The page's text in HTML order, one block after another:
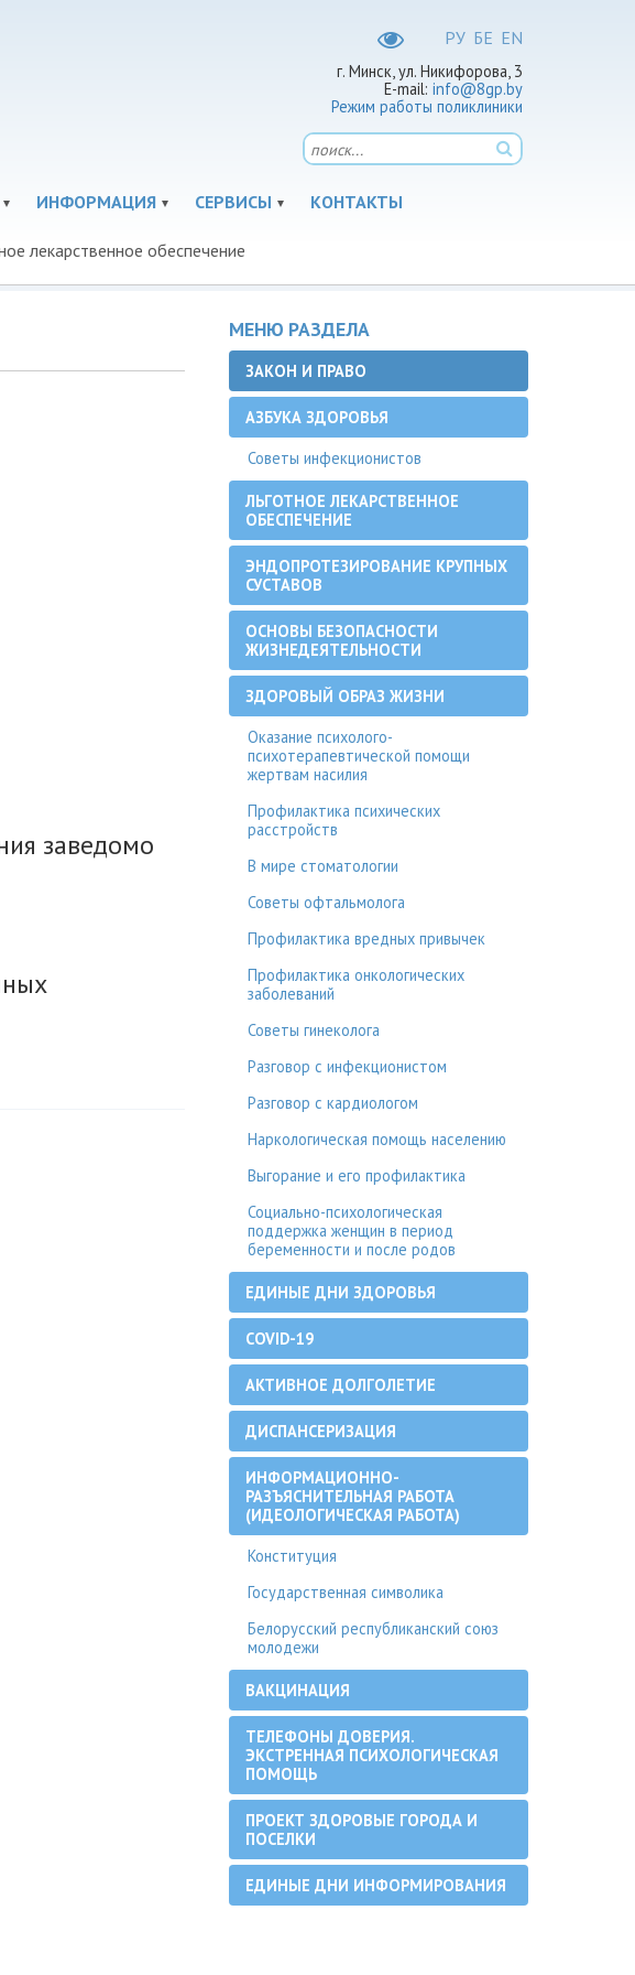
РУ БЕ EN
г. Минск, ул. Никифорова, 3
E-mail: info@8gp.by
Режим работы поликлиники
ИНФОРМАЦИЯ СЕРВИСЫ КОНТАКТЫ
лекарственное обеспечение
заведомо
МЕНЮ РАЗДЕЛА
ЗАКОН И ПРАВО
АЗБУКА ЗДОРОВЬЯ
Советы инфекционистов
ЛЬГОТНОЕ ЛЕКАРСТВЕННОЕ
ОБЕСПЕЧЕНИЕ
ЭНДОПРОТЕЗИРОВАНИЕ КРУПНЫХ
СУСТАВОВ
ОСНОВЫ БЕЗОПАСНОСТИ
ЖИЗНЕДЕЯТЕЛЬНОСТИ
ЗДОРОВЫЙ ОБРАЗ ЖИЗНИ
Оказание психолого-
психотерапевтической помощи
жертвам насилия
Профилактика психических
расстройств
В мире стоматологии
Советы офтальмолога
Профилактика вредных привычек
Профилактика онкологических
заболеваний
Советы гинеколога
Разговор с инфекционистом
Разговор с кардиологом
Наркологическая помощь населению
Выгорание и его профилактика
Социально-психологическая
поддержка женщин в период
беременности и после родов
ЕДИНЫЕ ДНИ ЗДОРОВЬЯ
COVID-19
АКТИВНОЕ ДОЛГОЛЕТИЕ
ДИСПАНСЕРИЗАЦИЯ
ИНФОРМАЦИОННО-
РАЗЪЯСНИТЕЛЬНАЯ РАБОТА
(ИДЕОЛОГИЧЕСКАЯ РАБОТА)
Конституция
Государственная символика
Белорусский республиканский союз
молодежи
ВАКЦИНАЦИЯ
ТЕЛЕФОНЫ ДОВЕРИЯ.
ЭКСТРЕННАЯ ПСИХОЛОГИЧЕСКАЯ
ПОМОЩЬ
ПРОЕКТ ЗДОРОВЫЕ ГОРОДА И
ПОСЕЛКИ
ЕДИНЫЕ ДНИ ИНФОРМИРОВАНИЯ